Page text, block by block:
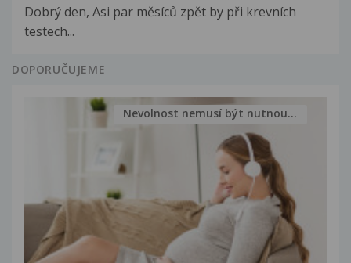
Dobrý den, Asi par měsíců zpět by při krevních
testech...
DOPORUČUJEME
Nevolnost nemusí být nutnou...